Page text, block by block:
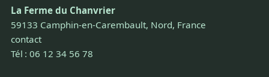
La Ferme du Chanvrier
59133 Camphin-en-Carembault, Nord, France
contact
Tél : 06 12 34 56 78